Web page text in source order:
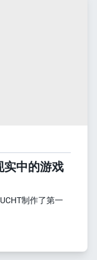
实中的游戏
制作了第一